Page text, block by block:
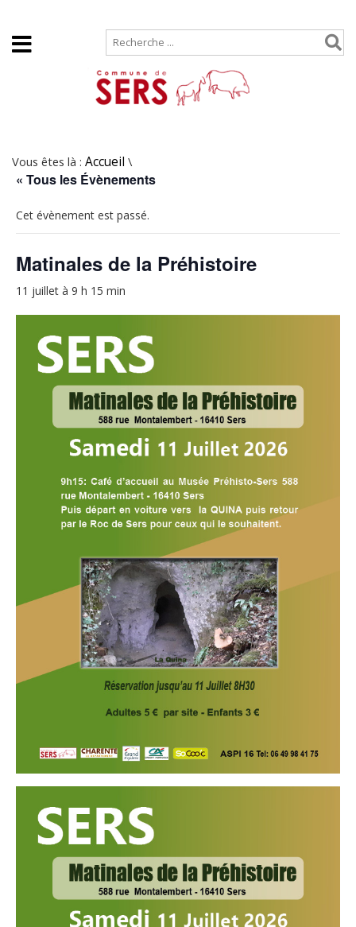
Vous êtes là : Accueil \
« Tous les Évènements
Cet évènement est passé.
Matinales de la Préhistoire
11 juillet à 9 h 15 min